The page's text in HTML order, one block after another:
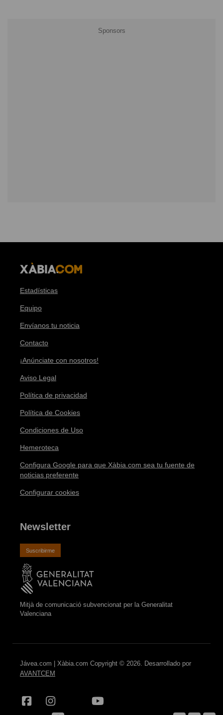
Estadísticas
Equipo
Envíanos tu noticia
Contacto
¡Anúnciate con nosotros!
Aviso Legal
Política de privacidad
Política de Cookies
Condiciones de Uso
Hemeroteca
Configura Google para que Xàbia.com sea tu fuente de
noticias preferente
Configurar cookies
Newsletter
Suscribirme
Mitjà de comunicació subvencionat per la Generalitat
Valenciana
Jávea.com | Xàbia.com Copyright © 2026. Desarrollado por
AVANTCEM